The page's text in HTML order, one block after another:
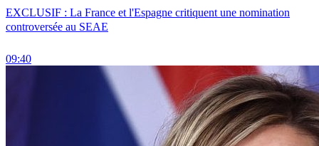
EXCLUSIF : La France et l'Espagne critiquent une nomination
controversée au SEAE
09:40